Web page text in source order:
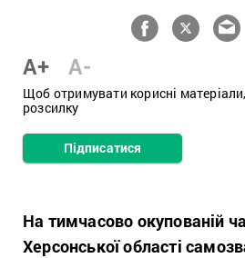
A+ A-
Щоб отримувати корисні
розсилку
Підписатися
На тимчасово окупованій
Херсонської області